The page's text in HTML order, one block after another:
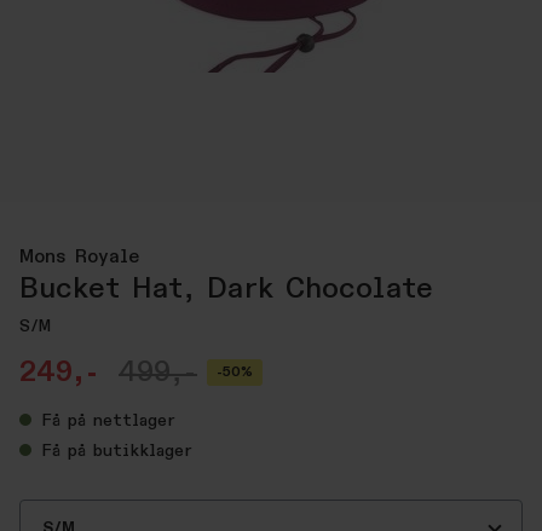
Mons Royale
Bucket Hat, Dark Chocolate
S/M
249,- 499,- -50%
Få på nettlager
Få på butikklager